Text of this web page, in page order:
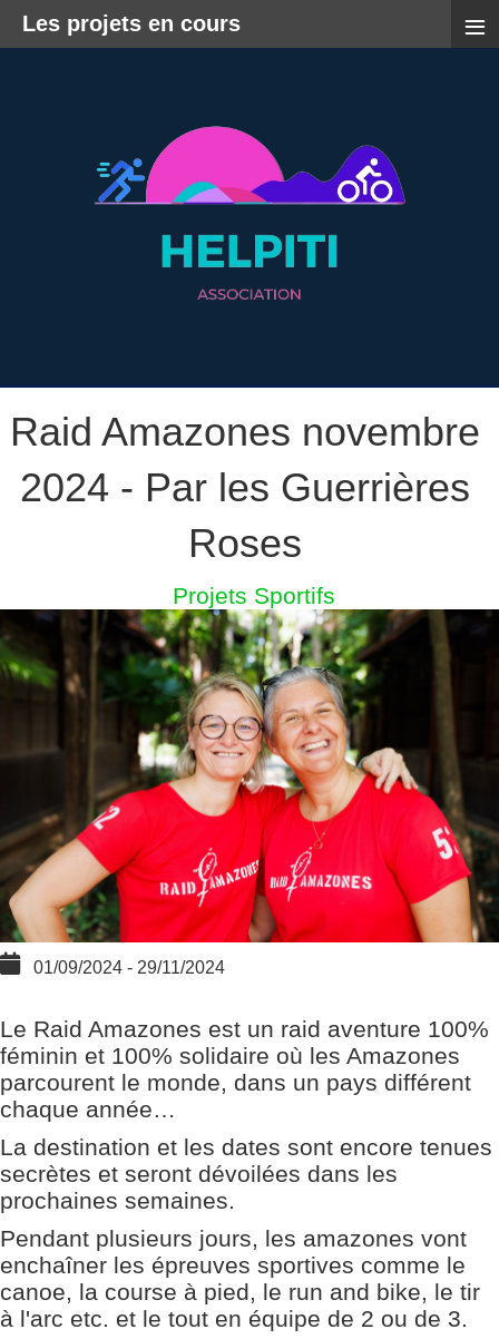
Raid Amazones novembre
2024 - Par les Guerrières
Roses
Projets Sportifs
01/09/2024 - 29/11/2024
Le Raid Amazones est un raid aventure 100%
féminin et 100% solidaire où les Amazones
parcourent le monde, dans un pays différent
chaque année…
La destination et les dates sont encore tenues
secrètes et seront dévoilées dans les
prochaines semaines.
Pendant plusieurs jours, les amazones vont
enchaîner les épreuves sportives comme le
canoe, la course à pied, le run and bike, le tir
à l'arc etc. et le tout en équipe de 2 ou de 3.
Les projets en cours ≡